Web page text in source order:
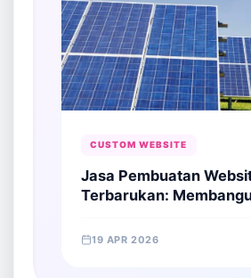
CUSTOM WEBSITE
Jasa Pembuatan
Terbarukan:
19 APR 2026